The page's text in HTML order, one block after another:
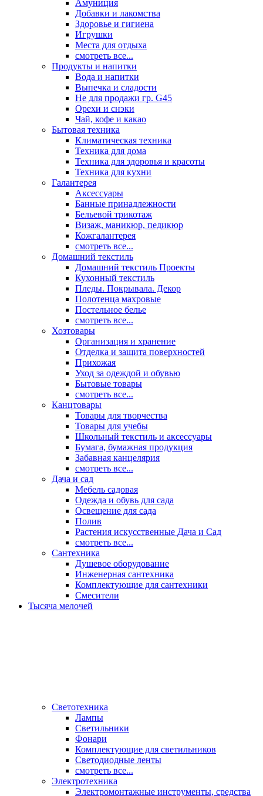
Амуниция
Добавки и лакомства
Здоровье и гигиена
Игрушки
Места для отдыха
смотреть все...
Продукты и напитки
Вода и напитки
Выпечка и сладости
Не для продажи гр. G45
Орехи и снэки
Чай, кофе и какао
Бытовая техника
Климатическая техника
Техника для дома
Техника для здоровья и красоты
Техника для кухни
Галантерея
Аксессуары
Банные принадлежности
Бельевой трикотаж
Визаж, маникюр, педикюр
Кожгалантерея
смотреть все...
Домашний текстиль
Домашний текстиль Проекты
Кухонный текстиль
Пледы. Покрывала. Декор
Полотенца махровые
Постельное белье
смотреть все...
Хозтовары
Организация и хранение
Отделка и защита поверхностей
Прихожая
Уход за одеждой и обувью
Бытовые товары
смотреть все...
Канцтовары
Товары для творчества
Товары для учебы
Школьный текстиль и аксессуары
Бумага, бумажная продукция
Забавная канцелярия
смотреть все...
Дача и сад
Мебель садовая
Одежда и обувь для сада
Освещение для сада
Полив
Растения искусственные Дача и Сад
смотреть все...
Сантехника
Душевое оборудование
Инженерная сантехника
Комплектующие для сантехники
Смесители
Тысяча мелочей
Светотехника
Лампы
Светильники
Фонари
Комплектующие для светильников
Светодиодные ленты
смотреть все...
Электротехника
Электромонтажные инструменты, средства